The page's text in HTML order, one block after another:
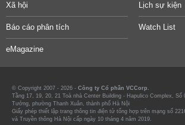
Xã hội Lịch sự kiện
Báo cáo phân tích Watch List
eMagazine
© Copyright 2007 - 2026 - Công ty Cổ phần VCCorp.
Tầng 17, 19, 20, 21 Toà nhà Center Building - Hapulico Complex, Số
Tưởng, phường Thanh Xuân, thành phố Hà Nội
Giấy phép thiết lập trang thông tin điện tử tổng hợp trên mạng số
và Truyền thông Hà Nội cấp ngày 10 tháng 4 năm 2019.